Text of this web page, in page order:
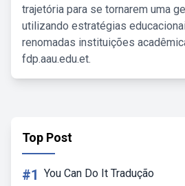
trajetória para se tornarem uma
utilizando estratégias
renomadas instituições
fdp.aau.edu.et.
Top Post
#1 You Can Do It Tradução